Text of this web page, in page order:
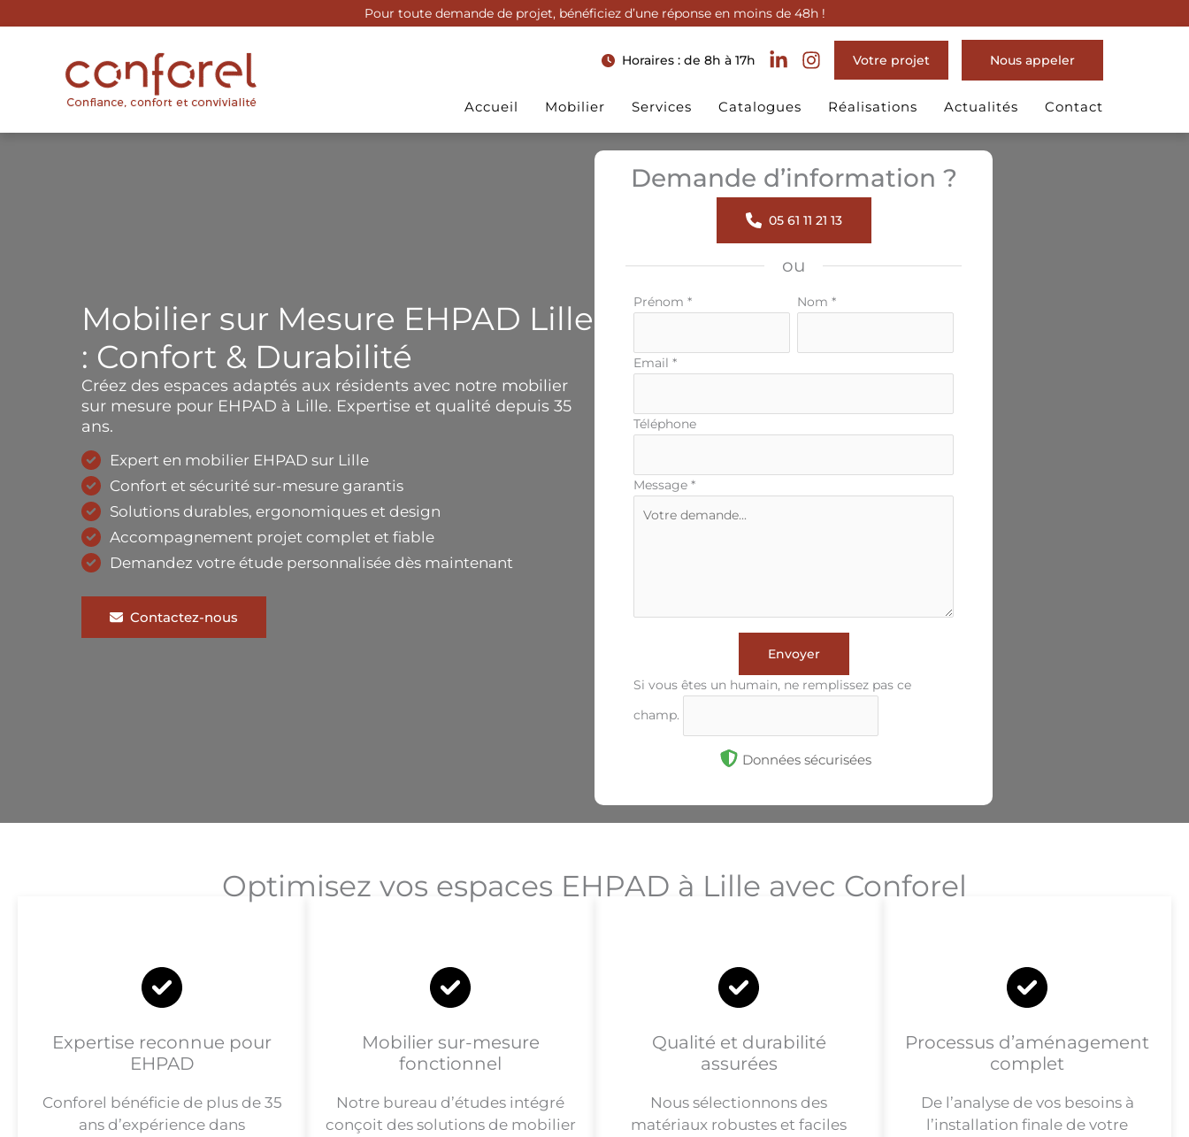
au
Pour toute demande de projet, bénéficiez d’une réponse en moins de 48h !
Accueil Mobilier Services Catalogues Réalisations Actualités Contact
Horaires : de 8h à 17h Votre projet Nous appeler
Mobilier sur Mesure EHPAD Lille
: Confort & Durabilité
Créez des espaces adaptés aux résidents avec notre mobilier
sur mesure pour EHPAD à Lille. Expertise et qualité depuis 35
ans.
Expert en mobilier EHPAD sur Lille
Confort et sécurité sur-mesure garantis
Solutions durables, ergonomiques et design
Accompagnement projet complet et fiable
Demandez votre étude personnalisée dès maintenant
Contactez-nous
Demande d’information ?
05 61 11 21 13
ou
Formulaire
téléphone
Prénom * Nom *
Email *
Téléphone
Message *
Envoyer
Si vous êtes un humain, ne remplissez pas ce
champ.
Données sécurisées
Optimisez vos espaces EHPAD à Lille avec Conforel
Expertise reconnue pour
EHPAD
Conforel bénéficie de plus de 35
ans d’expérience dans
Mobilier sur-mesure
fonctionnel
Notre bureau d’études intégré
conçoit des solutions de mobilier
Qualité et durabilité
assurées
Nous sélectionnons des
matériaux robustes et faciles
Processus d’aménagement
complet
De l’analyse de vos besoins à
l’installation finale de votre